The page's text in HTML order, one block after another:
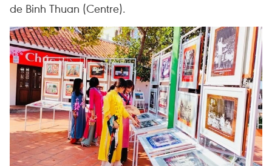
de Binh Thuan (Centre).